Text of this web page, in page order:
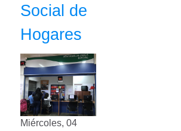
Social de
Hogares
Miércoles, 04